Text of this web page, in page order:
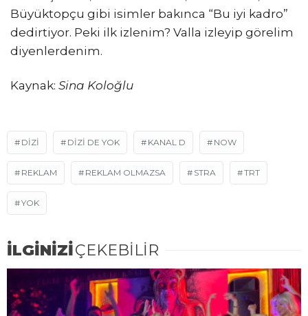
Büyüktopçu gibi isimler bakınca “Bu iyi kadro”
dedirtiyor. Peki ilk izlenim? Valla izleyip görelim
diyenlerdenim.
Kaynak: Sina Koloğlu
DİZİ DIZI DE YOK KANAL D NOW
REKLAM REKLAM OLMAZSA STRA TRT
YOK
İLGİNİZİÇEKEBİLİR